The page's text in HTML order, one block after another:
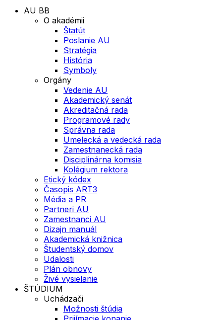
AU BB
O akadémii
Štatút
Poslanie AU
Stratégia
História
Symboly
Orgány
Vedenie AU
Akademický senát
Akreditačná rada
Programové rady
Správna rada
Umelecká a vedecká rada
Zamestnanecká rada
Disciplinárna komisia
Kolégium rektora
Etický kódex
Časopis ART3
Média a PR
Partneri AU
Zamestnanci AU
Dizajn manuál
Akademická knižnica
Študentský domov
Udalosti
Plán obnovy
Živé vysielanie
ŠTÚDIUM
Uchádzači
Možnosti štúdia